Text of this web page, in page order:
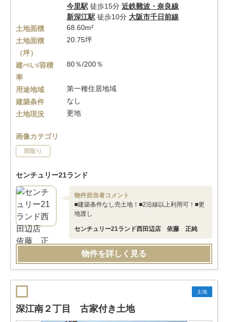
今里駅 徒歩15分 近鉄難波・奈良線
新深江駅 徒歩10分 大阪市千日前線
土地面積
68.60m²
土地面積
（坪）
20.75坪
建ぺい/容積
率
80％/200％
用途地域
第一種住居地域
建築条件
なし
土地現況
更地
画像カテゴリ
間取り
センチュリー21ランド
物件担当者コメント
■建築条件なし売土地！■2沿線以上利用可！■更
地渡し
センチュリー21ランド西田辺店 依藤 正純
物件を詳しく見る
土地
深江南２丁目 古家付き土地